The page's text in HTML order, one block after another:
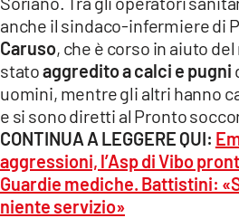
anche il sindaco-infermiere di
Caruso, che è corso in aiuto
statoaggredito a calci e pugni
uomini, mentre gli altri hanno
e si sono diretti al Pronto
CONTINUA A LEGGERE QUI:
aggressioni, l’Asp di Vibo
Guardie mediche. Battistini:
niente servizio»